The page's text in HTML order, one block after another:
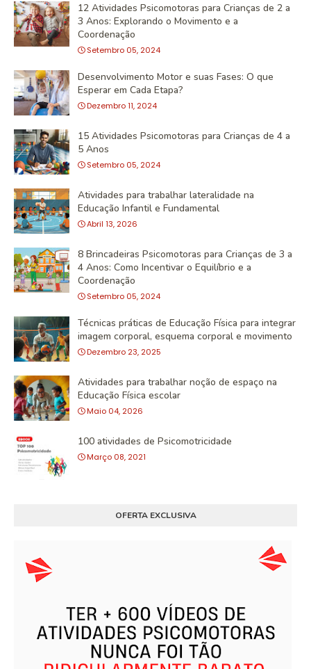
12 Atividades Psicomotoras para Crianças de 2 a
3 Anos: Explorando o Movimento e a
Coordenação
Setembro 05, 2024
Desenvolvimento Motor e suas Fases: O que
Esperar em Cada Etapa?
Dezembro 11, 2024
15 Atividades Psicomotoras para Crianças de 4 a
5 Anos
Setembro 05, 2024
Atividades para trabalhar lateralidade na
Educação Infantil e Fundamental
Abril 13, 2026
8 Brincadeiras Psicomotoras para Crianças de 3 a
4 Anos: Como Incentivar o Equilíbrio e a
Coordenação
Setembro 05, 2024
Técnicas práticas de Educação Física para integrar
imagem corporal, esquema corporal e movimento
Dezembro 23, 2025
Atividades para trabalhar noção de espaço na
Educação Física escolar
Maio 04, 2026
100 atividades de Psicomotricidade
Março 08, 2021
OFERTA EXCLUSIVA